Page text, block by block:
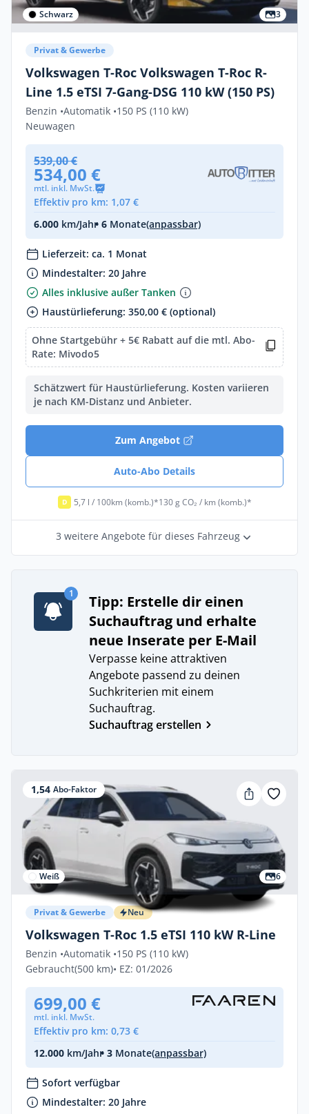
Schwarz 3
Privat & Gewerbe
Volkswagen T-Roc Volkswagen T-Roc R-
Line 1.5 eTSI 7-Gang-DSG 110 kW (150 PS)
Benzin •Automatik •150 PS (110 kW)
Neuwagen
539,00 €
534,00 €
mtl. inkl. MwSt.
Effektiv pro km: 1,07 €
6.000 km/Jahr• 6 Monate(anpassbar)
Lieferzeit: ca. 1 Monat
Mindestalter: 20 Jahre
Alles inklusive außer Tanken
Haustürlieferung: 350,00 € (optional)
Ohne Startgebühr + 5€ Rabatt auf die mtl. Abo-
Rate: Mivodo5
Schätzwert für Haustürlieferung. Kosten variieren
je nach KM-Distanz und Anbieter.
Zum Angebot
Auto-Abo Details
D 5,7 l / 100km (komb.)*130 g CO₂ / km (komb.)*
3 weitere Angebote für dieses Fahrzeug
1
Tipp: Erstelle dir einen
Suchauftrag und erhalte
neue Inserate per E-Mail
Verpasse keine attraktiven
Angebote passend zu deinen
Suchkriterien mit einem
Suchauftrag.
Suchauftrag erstellen
1,54 Abo-Faktor
Weiß 6
Privat & Gewerbe Neu
Volkswagen T-Roc 1.5 eTSI 110 kW R-Line
Benzin •Automatik •150 PS (110 kW)
Gebraucht(500 km)• EZ: 01/2026
699,00 €
mtl. inkl. MwSt.
Effektiv pro km: 0,73 €
12.000 km/Jahr• 3 Monate(anpassbar)
Sofort verfügbar
Mindestalter: 20 Jahre